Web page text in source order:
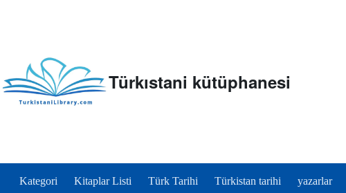
Türkıstani kütüphanesi
menu_tr
Kategori Kitaplar Listi Türk Tarihi Türkistan tarihi yazarlar